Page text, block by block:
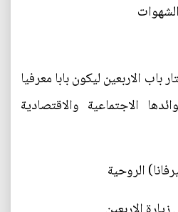
الاربعين ليكون بابا معرفيا
الاجتماعية والاقتصادية
الروحية